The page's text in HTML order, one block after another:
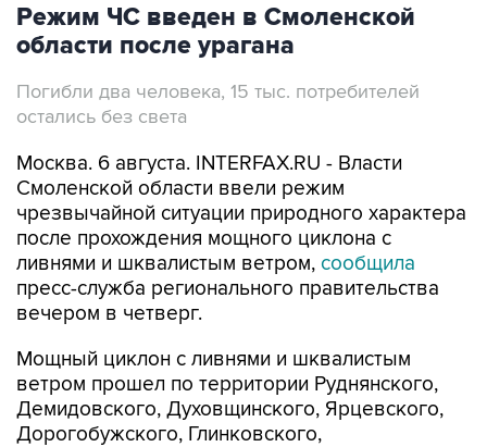
Режим ЧС введен в Смоленской
области после урагана
Погибли два человека, 15 тыс. потребителей
остались без света
Москва. 6 августа. INTERFAX.RU - Власти
Смоленской области ввели режим
чрезвычайной ситуации природного характера
после прохождения мощного циклона с
ливнями и шквалистым ветром, сообщила
пресс-служба регионального правительства
вечером в четверг.
Мощный циклон с ливнями и шквалистым
ветром прошел по территории Руднянского,
Демидовского, Духовщинского, Ярцевского,
Дорогобужского, Глинковского,